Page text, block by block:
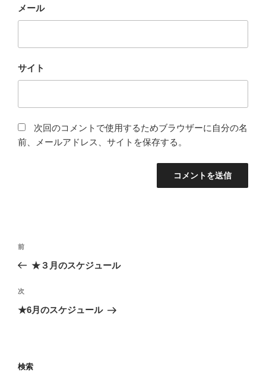
メール
サイト
次回のコメントで使用するためブラウザーに自分の名
前、メールアドレス、サイトを保存する。
投
ビ
ゲ
ン
前
の
稿
前
★３月のスケジュール
次
の
次
★6月のスケジュール
検索